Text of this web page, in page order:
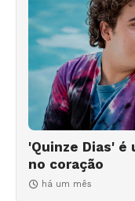
'Quinze Dias'
no coração
há um mês